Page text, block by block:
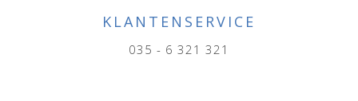
KLANTENSERVICE
035 - 6 321 321